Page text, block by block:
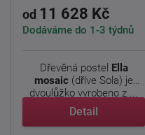
od 11 628 Kč
Dodáváme do 1-3 týdnů
Dřevěná postel Ella
mosaic (dříve Sola) je
dvoulůžko vyrobeno z ...
Detail